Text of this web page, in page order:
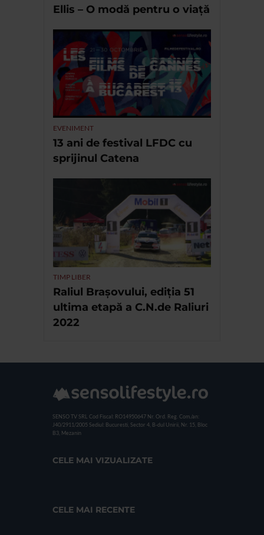
Ellis – O modă pentru o viață
EVENIMENT
13 ani de festival LFDC cu
sprijinul Catena
TIMP LIBER
Raliul Brașovului, ediția 51
ultima etapă a C.N.de Raliuri
2022
SENSO TV SRL Cod Fiscal: RO14950647 Nr. Ord. Reg. Com./an:
J40/2911/2005 Sediul: Bucuresti, Sector 4, B-dul Unirii, Nr. 15, Bloc
B3, Mezanin
CELE MAI VIZUALIZATE
CELE MAI RECENTE